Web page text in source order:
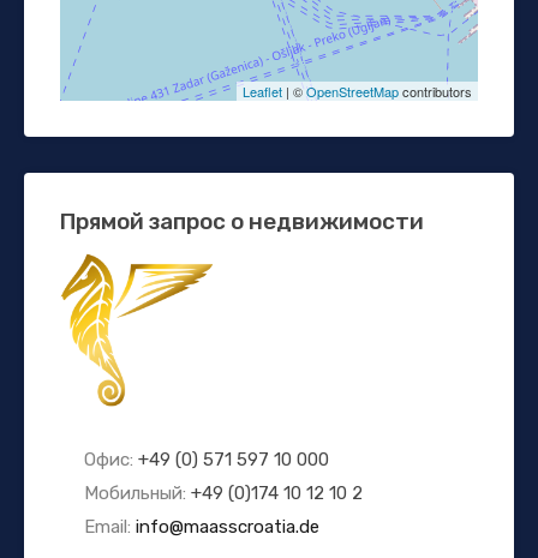
Leaflet | ©OpenStreetMapcontributors
Прямой запрос о недвижимости
Офис: +49 (0) 571 597 10 000
Мобильный: +49 (0)174 10 12 10 2
Email: info@maasscroatia.de